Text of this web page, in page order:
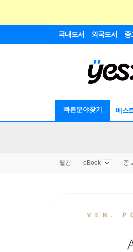
국내도서 외국도서 중
빠른분야찾기 베스
웰컴 eBook 종